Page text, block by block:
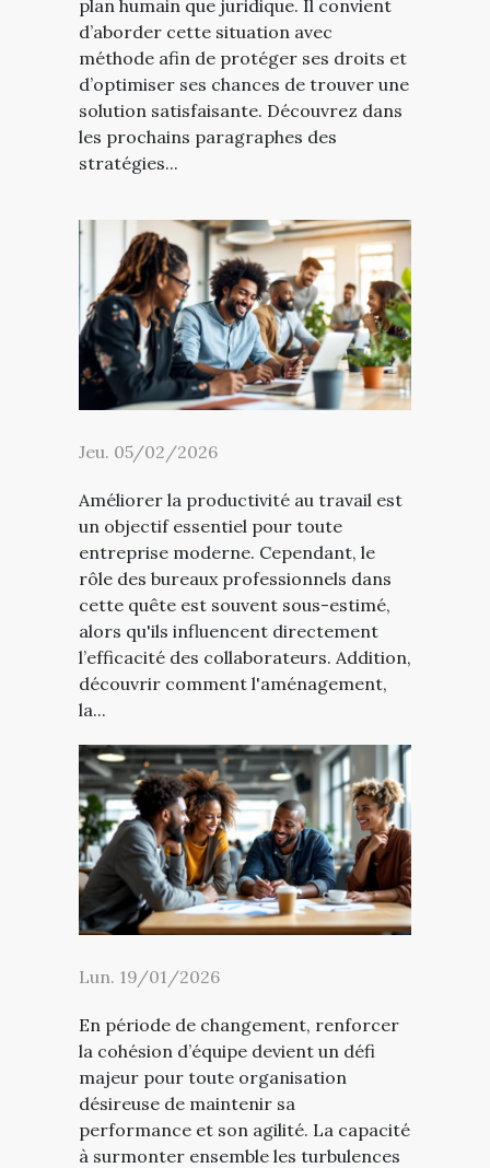
plan humain que juridique. Il convient
d’aborder cette situation avec
méthode afin de protéger ses droits et
d’optimiser ses chances de trouver une
solution satisfaisante. Découvrez dans
les prochains paragraphes des
stratégies...
Jeu. 05/02/2026
Améliorer la productivité au travail est
un objectif essentiel pour toute
entreprise moderne. Cependant, le
rôle des bureaux professionnels dans
cette quête est souvent sous-estimé,
alors qu'ils influencent directement
l’efficacité des collaborateurs. Addition,
découvrir comment l'aménagement,
la...
Lun. 19/01/2026
En période de changement, renforcer
la cohésion d’équipe devient un défi
majeur pour toute organisation
désireuse de maintenir sa
performance et son agilité. La capacité
à surmonter ensemble les turbulences